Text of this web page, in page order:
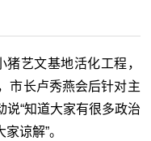
艺文基地活化工程，
市长卢秀燕会后针对主
“知道大家有很多政治
谅解”。